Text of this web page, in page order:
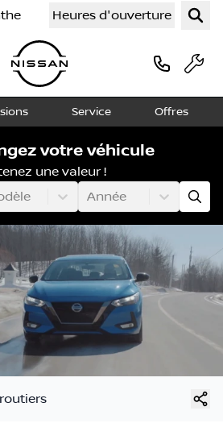
Heures d'ouverture
Service Offres
votre véhicule
une valeur !
Année